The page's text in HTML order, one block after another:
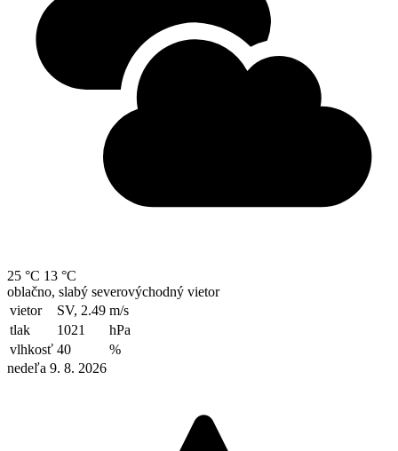
25 °C 13 °C
oblačno, slabý severovýchodný vietor
vietor
SV, 2.49 m/s
tlak
1021
hPa
vlhkosť 40
%
nedeľa 9. 8. 2026